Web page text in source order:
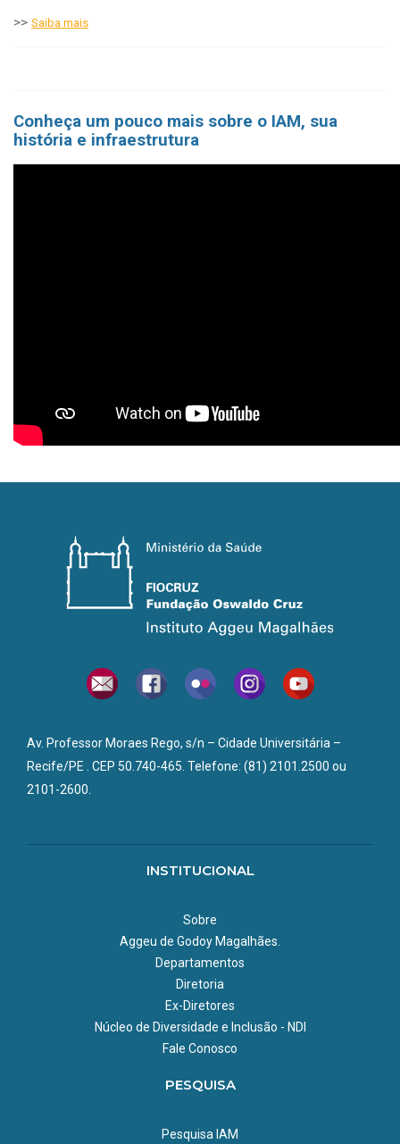
>> Saiba mais
Conheça um pouco mais sobre o IAM, sua
história e infraestrutura
Av. Professor Moraes Rego, s/n – Cidade Universitária –
Recife/PE . CEP 50.740-465. Telefone: (81) 2101.2500 ou
2101-2600.
INSTITUCIONAL
Sobre
Aggeu de Godoy Magalhães.
Departamentos
Diretoria
Ex-Diretores
Núcleo de Diversidade e Inclusão - NDI
Fale Conosco
PESQUISA
Pesquisa IAM